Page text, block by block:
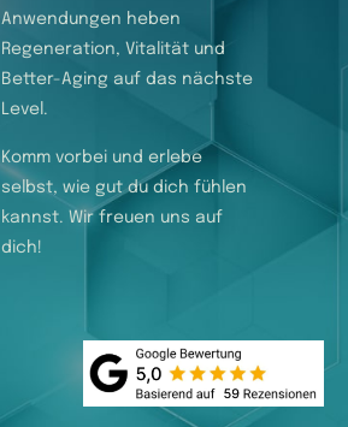
Anwendungen heben
Regeneration, Vitalität und
Better-Aging auf das nächste
Level.
Komm vorbei und erlebe
selbst, wie gut du dich fühlen
kannst. Wir freuen uns auf
dich!